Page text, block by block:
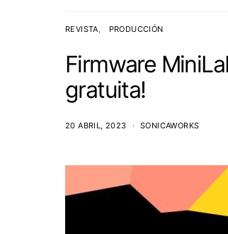
REVISTA PRODUCCIÓN
Firmware
gratuita!
20 ABRIL, 2023 SONICAWORKS